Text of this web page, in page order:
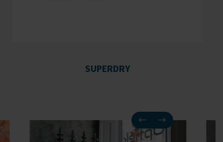
SUPERDRY